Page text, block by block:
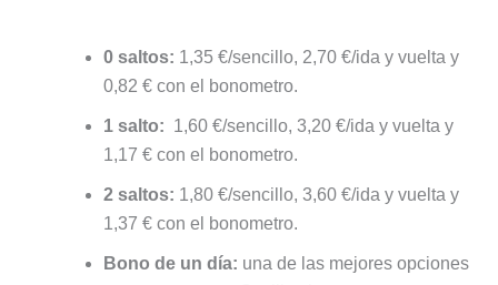
0 saltos: 1,35 €/sencillo, 2,70 €/ida y vuelta y
0,82 € con el bonometro.
1 salto: 1,60 €/sencillo, 3,20 €/ida y vuelta y
1,17 € con el bonometro.
2 saltos: 1,80 €/sencillo, 3,60 €/ida y vuelta y
1,37 € con el bonometro.
Bono de un día: una de las mejores opciones